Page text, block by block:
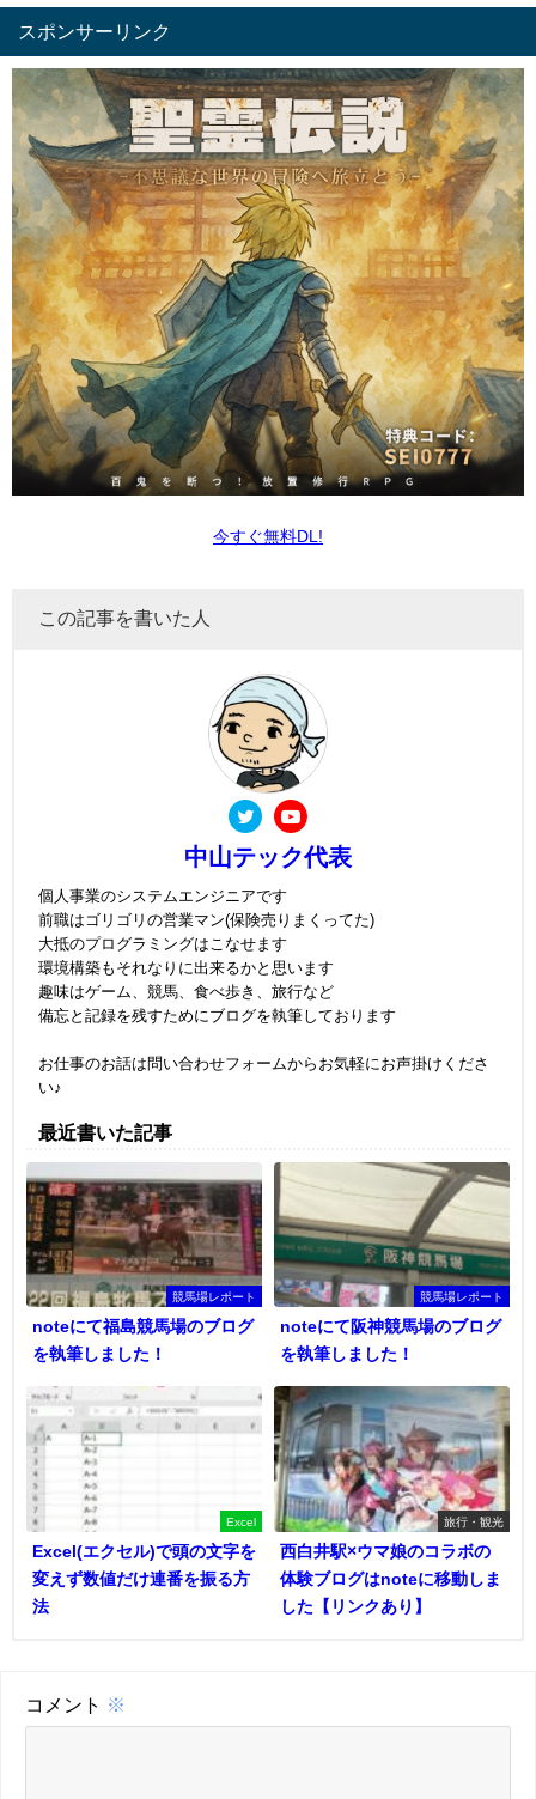
スポンサーリンク
今すぐ無料DL!
この記事を書いた人
中山テック代表
個人事業のシステムエンジニアです
前職はゴリゴリの営業マン(保険売りまくってた)
大抵のプログラミングはこなせます
環境構築もそれなりに出来るかと思います
趣味はゲーム、競馬、食べ歩き、旅行など
備忘と記録を残すためにブログを執筆しております
お仕事のお話は問い合わせフォームからお気軽にお声掛けくださ
い♪
最近書いた記事
競馬場レポート
noteにて福島競馬場のブログ
を執筆しました！
競馬場レポート
noteにて阪神競馬場のブログ
を執筆しました！
Excel
Excel(エクセル)で頭の文字を
変えず数値だけ連番を振る方
法
旅行・観光
西白井駅×ウマ娘のコラボの
体験ブログはnoteに移動しま
した【リンクあり】
コメント ※